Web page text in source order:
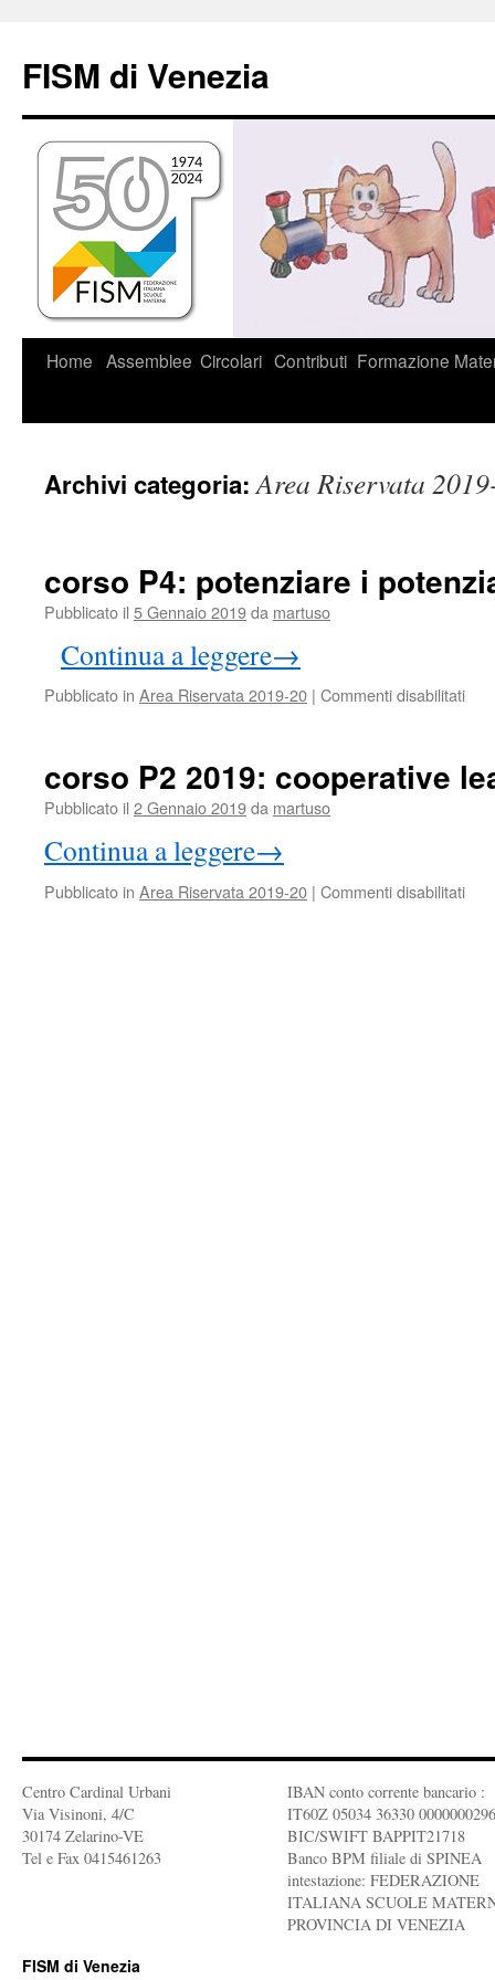
contenuto
FISM di Venezia
Home Assemblee Circolari Contributi Formazione
Archivi categoria:Area Riservata
corso P4: potenziare i
Pubblicato il 5 Gennaio 2019da martuso
Continua a leggere→
Pubblicato in Area Riservata 2019-20 | Commenti disabilitatisu
corso P2 2019: cooperative
Pubblicato il 2 Gennaio 2019da martuso
Continua a leggere→
Pubblicato in Area Riservata 2019-20 | Commenti disabilitatisu
Centro Cardinal Urbani
Via Visinoni, 4/C
30174 Zelarino-VE
Tel e Fax 0415461263
IBAN conto corrente bancario :
IT60Z 05034 36330
BIC/SWIFT BAPPIT21718
Banco BPM filiale di SPINEA
intestazione: FEDERAZIONE
ITALIANA SCUOLE
PROVINCIA DI VENEZIA
FISM di Venezia